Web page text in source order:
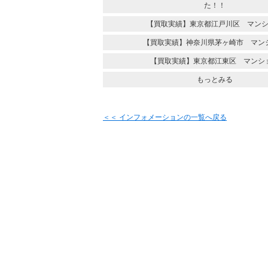
た！！
【買取実績】東京都江戸川区 マン
【買取実績】神奈川県茅ヶ崎市 マン
【買取実績】東京都江東区 マンシ
もっとみる
＜＜ インフォメーションの一覧へ戻る